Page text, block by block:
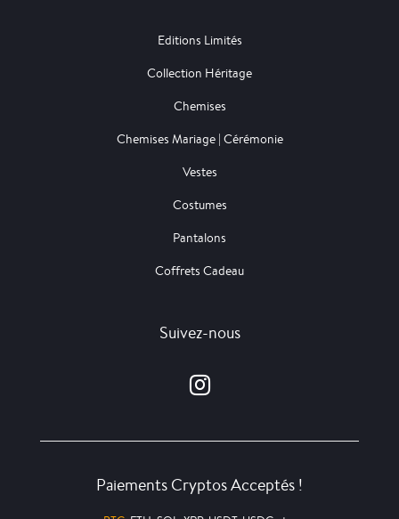
Editions Limités
Collection Héritage
Chemises
Chemises Mariage | Cérémonie
Vestes
Costumes
Pantalons
Coffrets Cadeau
Suivez-nous
Paiements Cryptos Acceptés !